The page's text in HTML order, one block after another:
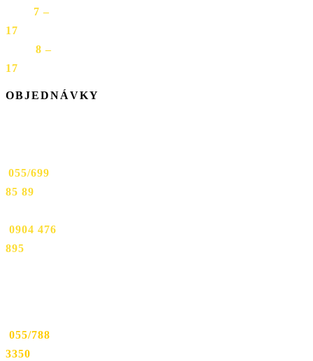
7 –
17
8 –
17
OBJEDNÁVKY
055/699
85 89
0904 476
895
055/788
3350